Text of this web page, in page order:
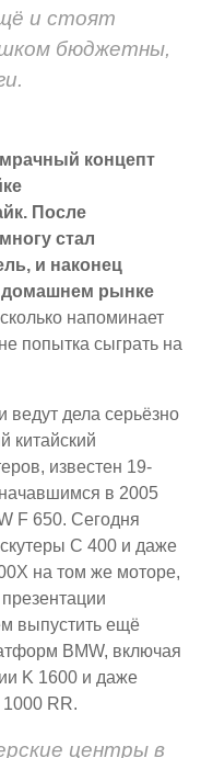
и стоят
бюджетны,
концепт
После
стал
и наконец
домашнем рынке
напоминает
попытка сыграть на
ведут дела серьёзно
китайский
известен 19-
в 2005
F 650. Сегодня
C 400 и даже
на том же моторе,
выпустить ещё
BMW, включая
K 1600 и даже
RR.
центры в